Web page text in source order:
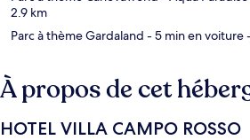
2.9 km
Parc à thème Gardaland - 5 min en voiture
À propos de cet
HOTEL VILLA CAMPO ROSSO